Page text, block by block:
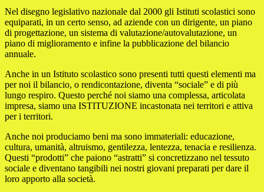
Nel disegno legislativo nazionale dal 2000 gli Istituti scolastici sono
equiparati, in un certo senso, ad aziende con un dirigente, un piano
di progettazione, un sistema di valutazione/autovalutazione, un
piano di miglioramento e infine la pubblicazione del bilancio
annuale.
Anche in un Istituto scolastico sono presenti tutti questi elementi ma
per noi il bilancio, o rendicontazione, diventa “sociale” e di più
lungo respiro. Questo perché noi siamo una complessa, articolata
impresa, siamo una ISTITUZIONE incastonata nei territori e attiva
per i territori.
Anche noi produciamo beni ma sono immateriali: educazione,
cultura, umanità, altruismo, gentilezza, lentezza, tenacia e resilienza.
Questi “prodotti” che paiono “astratti” si concretizzano nel tessuto
sociale e diventano tangibili nei nostri giovani preparati per dare il
loro apporto alla società.